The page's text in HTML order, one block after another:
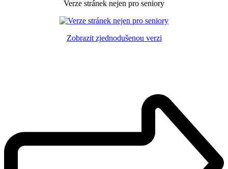
Verze stránek nejen pro seniory
Zobrazit zjednodušenou verzi